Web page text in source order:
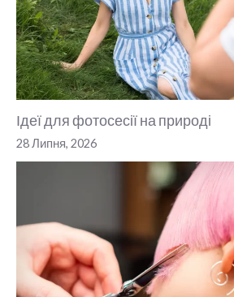
Ідеї для фотосесії на природі
28 Липня, 2026